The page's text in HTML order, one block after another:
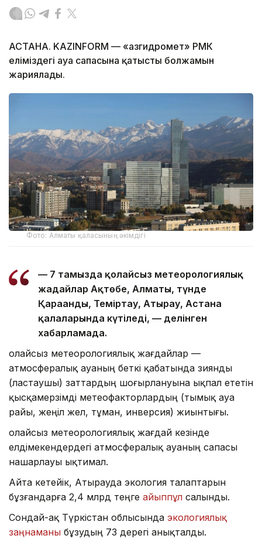
АСТАНА. KAZINFORM — «Қазгидромет» РМК
еліміздегі ауа сапасына қатысты болжамын
жариялады.
Фото: Алматы қаласының әкімдігі
— 7 тамызда қолайсыз метеорологиялық
жағдайлар Ақтөбе, Алматы, түнде
Қарағанды, Теміртау, Атырау, Астана
қалаларында күтіледі, — делінген
хабарламада.
Қолайсыз метеорологиялық жағдайлар —
атмосфералық ауаның беткі қабатында зиянды
(ластаушы) заттардың шоғырлануына ықпал ететін
қысқамерзімді метеофакторлардың (тымық ауа
райы, жеңіл жел, тұман, инверсия) жиынтығы.
Қолайсыз метеорологиялық жағдай кезінде
елдімекендердегі атмосфералық ауаның сапасы
нашарлауы ықтимал.
Айта кетейік, Атырауда экология талаптарын
бұзғандарға 2,4 млрд теңге айыппұл салынды.
Сондай-ақ Түркістан облысында экологиялық
заңнаманы бұзудың 73 дерегі анықталды.